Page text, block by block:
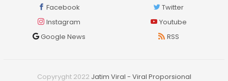
Facebook
Twitter
Instagram
Youtube
Google News
RSS
Copyryght 2022 Jatim Viral - Viral Proporsional